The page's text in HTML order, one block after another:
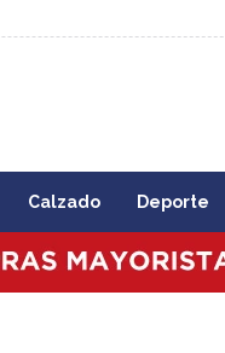
Calzado Deporte